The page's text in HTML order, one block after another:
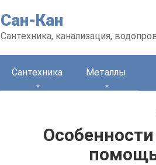
Сан-Кан
Сантехника, канализация,
Сантехника Металлы